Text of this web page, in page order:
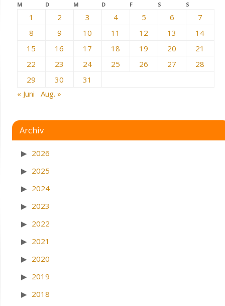
M D M D F S S
1 2 3 4 5 6
7
8
9 10 11 12 13
14
15
16 17 18 19 20
21
22
23 24 25 26 27
28
29
30
31
« Juni
Aug. »
Archiv
2026
2025
2024
2023
2022
2021
2020
2019
2018